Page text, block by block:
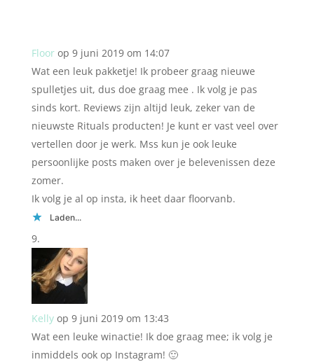
Floor op 9 juni 2019 om 14:07
Wat een leuk pakketje! Ik probeer graag nieuwe
spulletjes uit, dus doe graag mee . Ik volg je pas
sinds kort. Reviews zijn altijd leuk, zeker van de
nieuwste Rituals producten! Je kunt er vast veel over
vertellen door je werk. Mss kun je ook leuke
persoonlijke posts maken over je belevenissen deze
zomer.
Ik volg je al op insta, ik heet daar floorvanb.
Laden...
Kelly op 9 juni 2019 om 13:43
Wat een leuke winactie! Ik doe graag mee; ik volg je
inmiddels ook op Instagram! 🙂